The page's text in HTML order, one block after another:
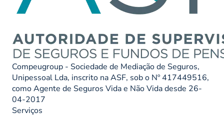
Compeugroup - Sociedade de Mediação de Seguros,
Unipessoal Lda, inscrito na ASF, sob o Nº 417449516,
como Agente de Seguros Vida e Não Vida desde 26-
04-2017
Serviços